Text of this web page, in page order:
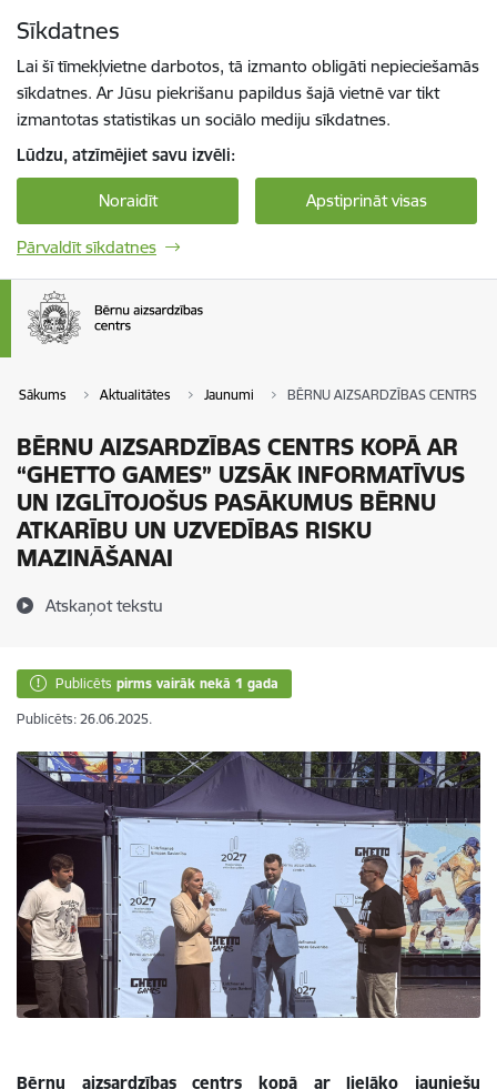
Sīkdatnes
Lai šī tīmekļvietne darbotos, tā izmanto obligāti nepieciešamās
sīkdatnes. Ar Jūsu piekrišanu papildus šajā vietnē var tikt
izmantotas statistikas un sociālo mediju sīkdatnes.
Lūdzu, atzīmējiet savu izvēli:
Noraidīt Apstiprināt visas
Pārvaldīt sīkdatnes
Sākums Aktualitātes Jaunumi BĒRNU AIZSARDZĪBAS CENTRS
BĒRNU AIZSARDZĪBAS CENTRS KOPĀ AR
“GHETTO GAMES” UZSĀK INFORMATĪVUS
UN IZGLĪTOJOŠUS PASĀKUMUS BĒRNU
ATKARĪBU UN UZVEDĪBAS RISKU
MAZINĀŠANAI
Atskaņot tekstu
Publicēts pirms vairāk nekā 1 gada
Publicēts: 26.06.2025.
Bērnu aizsardzības centrs kopā ar lielāko jauniešu